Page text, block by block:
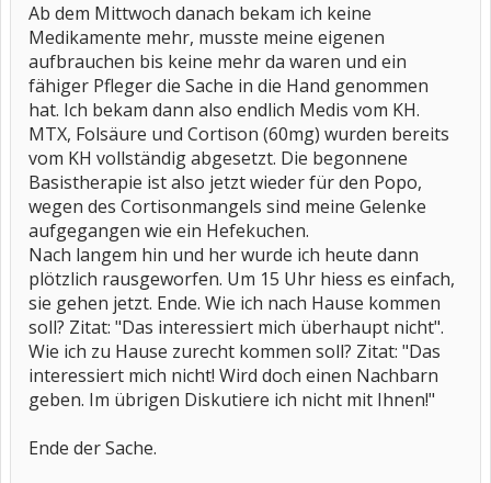
Ab dem Mittwoch danach bekam ich keine
Medikamente mehr, musste meine eigenen
aufbrauchen bis keine mehr da waren und ein
fähiger Pfleger die Sache in die Hand genommen
hat. Ich bekam dann also endlich Medis vom KH.
MTX, Folsäure und Cortison (60mg) wurden bereits
vom KH vollständig abgesetzt. Die begonnene
Basistherapie ist also jetzt wieder für den Popo,
wegen des Cortisonmangels sind meine Gelenke
aufgegangen wie ein Hefekuchen.
Nach langem hin und her wurde ich heute dann
plötzlich rausgeworfen. Um 15 Uhr hiess es einfach,
sie gehen jetzt. Ende. Wie ich nach Hause kommen
soll? Zitat: "Das interessiert mich überhaupt nicht".
Wie ich zu Hause zurecht kommen soll? Zitat: "Das
interessiert mich nicht! Wird doch einen Nachbarn
geben. Im übrigen Diskutiere ich nicht mit Ihnen!"
Ende der Sache.